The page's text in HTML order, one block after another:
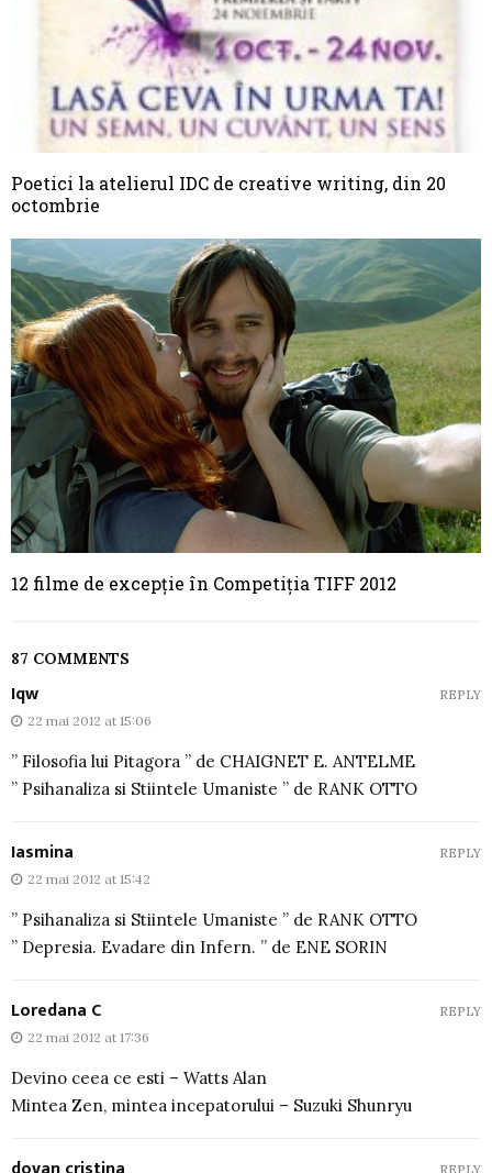
Poetici la atelierul IDC de creative writing, din 20
octombrie
12 filme de excepţie în Competiția TIFF 2012
87 COMMENTS
Iqw
22 mai 2012 at 15:06
” Filosofia lui Pitagora ” de CHAIGNET E. ANTELME
” Psihanaliza si Stiintele Umaniste ” de RANK OTTO
REPLY
Iasmina
22 mai 2012 at 15:42
” Psihanaliza si Stiintele Umaniste ” de RANK OTTO
” Depresia. Evadare din Infern. ” de ENE SORIN
REPLY
Loredana C
22 mai 2012 at 17:36
Devino ceea ce esti – Watts Alan
Mintea Zen, mintea incepatorului – Suzuki Shunryu
REPLY
REPLY